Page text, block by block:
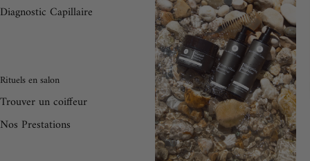
Diagnostic Capillaire
Rituels en salon
Trouver un coiffeur
Nos Prestations